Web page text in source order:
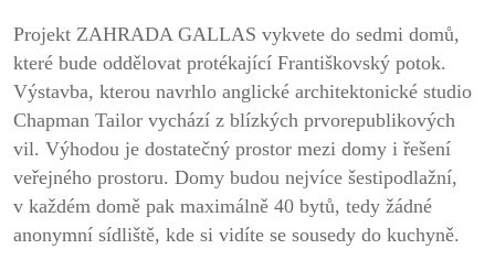
Projekt ZAHRADA GALLAS vykvete do sedmi domů,
které bude oddělovat protékající Františkovský potok.
Výstavba, kterou navrhlo anglické architektonické studio
Chapman Tailor vychází z blízkých prvorepublikových
vil. Výhodou je dostatečný prostor mezi domy i řešení
veřejného prostoru. Domy budou nejvíce šestipodlažní,
v každém domě pak maximálně 40 bytů, tedy žádné
anonymní sídliště, kde si vidíte se sousedy do kuchyně.